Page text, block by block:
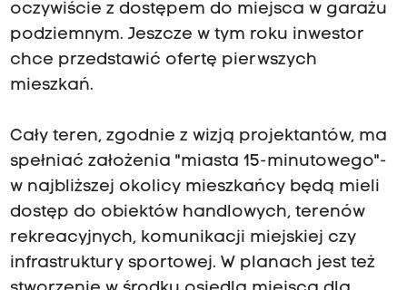
oczywiście z dostępem do miejsca w garażu
podziemnym. Jeszcze w tym roku inwestor
chce przedstawić ofertę pierwszych
mieszkań.
Cały teren, zgodnie z wizją projektantów, ma
spełniać założenia "miasta 15-minutowego"-
w najbliższej okolicy mieszkańcy będą mieli
dostęp do obiektów handlowych, terenów
rekreacyjnych, komunikacji miejskiej czy
infrastruktury sportowej. W planach jest też